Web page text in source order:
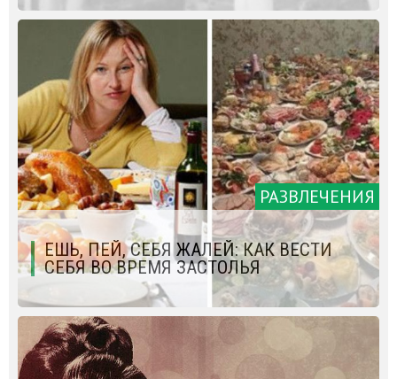
РАЗВЛЕЧЕНИЯ
ЕШЬ, ПЕЙ, СЕБЯ ЖАЛЕЙ: КАК ВЕСТИ
СЕБЯ ВО ВРЕМЯ ЗАСТОЛЬЯ